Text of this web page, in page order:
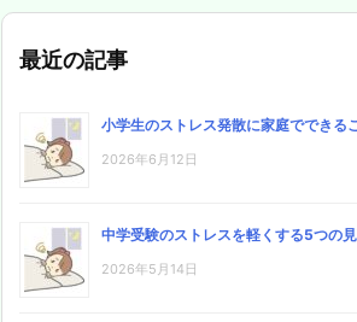
最近の記事
小学生のストレス発散に家庭でできる
2026年6月12日
中学受験のストレスを軽くする5つの
2026年5月14日